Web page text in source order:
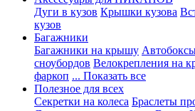
Дуги в кузов Крышки кузова
кузов
Багажники
Багажники на крышу
сноубордов Велокрепления на
фаркоп ... Показать все
Полезное для всех
Секретки на колеса Браслеты